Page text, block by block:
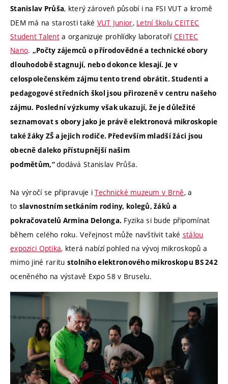
Stanislav Průša, který zároveň působí i na FSI VUT a kromě
DEM má na starosti také VUT Junior, Letní školu CEITEC
Student Talenta organizuje prohlídky laboratoří CEITEC
Nano. „Počty zájemců o přírodovědné a technické obory
dlouhodobě stagnují, nebo dokonce klesají. Je v
celospolečenském zájmu tento trend obrátit. Studenti a
pedagogové středních škol jsou přirozeně v centru našeho
zájmu. Poslední výzkumy však ukazují, že je důležité
seznamovat s obory jako je právě elektronová mikroskopie
také žáky ZŠ a jejich rodiče. Především mladší žáci jsou
obecně daleko přístupnější našim
podmětům,“dodáváStanislav Průša.
Na výročí se připravuje iTechnické muzeum v Brně, a
to slavnostním setkáním rodiny, kolegů, žáků a
pokračovatelů Armina Delonga. Fyzika si bude připomínat
během celého roku. Veřejnost může navštívit také stálou
expozici Optika, která nabízí pohled na vývoj mikroskopů a
mimo jiné raritu stolního elektronového mikroskopu BS 242
oceněného na výstavě Expo 58 v Bruselu.